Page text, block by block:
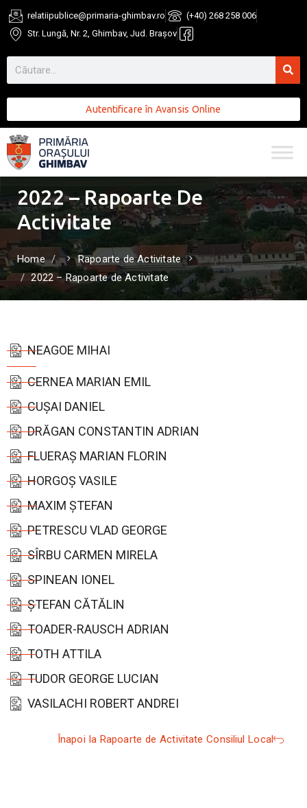
relatiipublice@primaria-ghimbav.ro
(+40) 268 258 006
Str. Lungă, Nr. 2, Ghimbav, Jud. Brașov
Autentificare în Avansis Online
2022 – Rapoarte De
Activitate
Home
Rapoarte de Activitate
2022 – Rapoarte de Activitate
NEAGOE MIHAI
CERNEA MARIAN EMIL
CUȘAI DANIEL
DRĂGAN CONSTANTIN ADRIAN
FLUERAȘ MARIAN FLORIN
HORGOȘ VASILE
MAXIM ȘTEFAN
PETRESCU VLAD GEORGE
SÎRBU CARMEN MIRELA
SPINEAN IONEL
ȘTEFAN CĂTĂLIN
TOADER-RAUSCH ADRIAN
TOTH ATTILA
TUDOR GEORGE LUCIAN
VASILACHI ROBERT ANDREI
Înapoi la Rapoarte de Activitate Consiliul Local